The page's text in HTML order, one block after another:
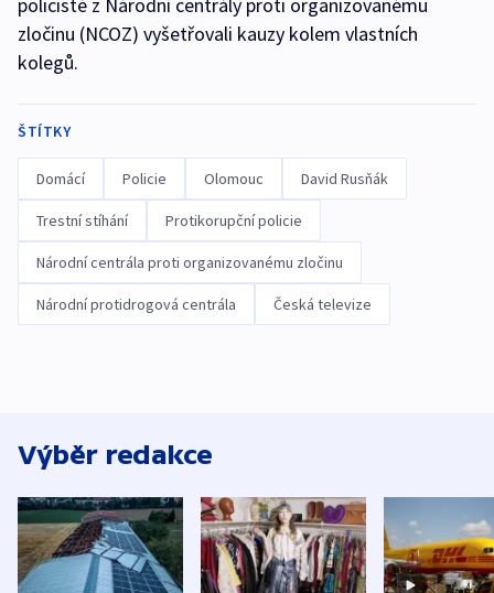
policisté z Národní centrály proti organizovanému
zločinu (NCOZ) vyšetřovali kauzy kolem vlastních
kolegů.
ŠTÍTKY
Domácí Policie Olomouc David Rusňák
Trestní stíhání Protikorupční policie
Národní centrála proti organizovanému zločinu
Národní protidrogová centrála Česká televize
Výběr redakce